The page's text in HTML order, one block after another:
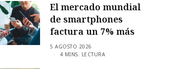
El mercado mundial
de smartphones
factura un 7% más
5 AGOSTO 2026
4 MINS. LECTURA